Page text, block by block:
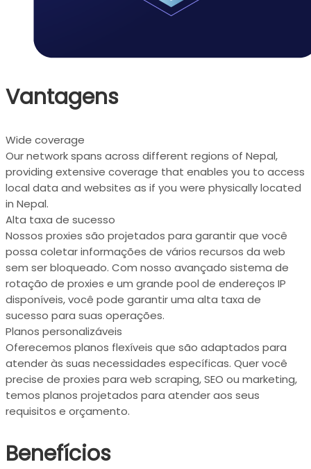
Vantagens
Wide coverage
Our network spans across different regions of Nepal,
providing extensive coverage that enables you to access
local data and websites as if you were physically located
in Nepal.
Alta taxa de sucesso
Nossos proxies são projetados para garantir que você
possa coletar informações de vários recursos da web
sem ser bloqueado. Com nosso avançado sistema de
rotação de proxies e um grande pool de endereços IP
disponíveis, você pode garantir uma alta taxa de
sucesso para suas operações.
Planos personalizáveis
Oferecemos planos flexíveis que são adaptados para
atender às suas necessidades específicas. Quer você
precise de proxies para web scraping, SEO ou marketing,
temos planos projetados para atender aos seus
requisitos e orçamento.
Benefícios